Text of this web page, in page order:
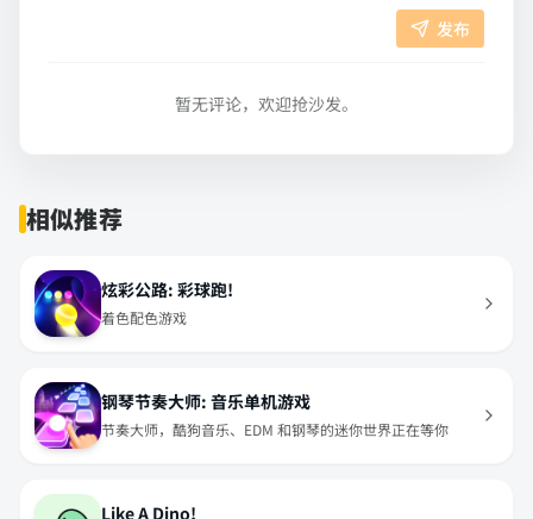
发布
暂无评论，欢迎抢沙发。
相似推荐
炫彩公路: 彩球跑!
着色配色游戏
钢琴节奏大师: 音乐单机游戏
节奏大师，酷狗音乐、EDM 和钢琴的迷你世界正在等你
Like A Dino!